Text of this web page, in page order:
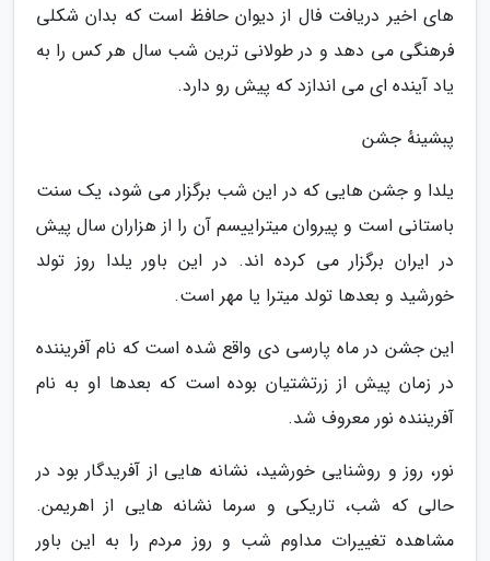
های اخیر دریافت فال از دیوان حافظ است که بدان شکلی
فرهنگی می دهد و در طولانی ترین شب سال هر کس را به
یاد آینده ای می اندازد که پیش رو دارد.
پبشینهٔ جشن
یلدا و جشن هایی که در این شب برگزار می شود، یک سنت
باستانی است و پیروان میتراییسم آن را از هزاران سال پیش
در ایران برگزار می کرده اند. در این باور یلدا روز تولد
خورشید و بعدها تولد میترا یا مهر است.
این جشن در ماه پارسی دی واقع شده است که نام آفریننده
در زمان پیش از زرتشتیان بوده است که بعدها او به نام
آفریننده نور معروف شد.
نور، روز و روشنایی خورشید، نشانه هایی از آفریدگار بود در
حالی که شب، تاریکی و سرما نشانه هایی از اهریمن.
مشاهده تغییرات مداوم شب و روز مردم را به این باور